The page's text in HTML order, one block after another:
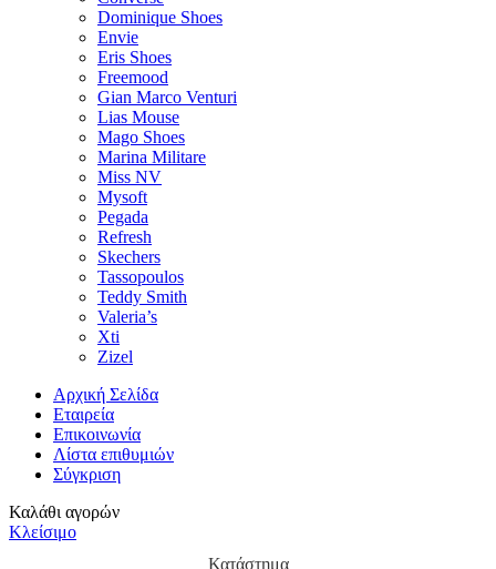
Dominique Shoes
Envie
Eris Shoes
Freemood
Gian Marco Venturi
Lias Mouse
Mago Shoes
Marina Militare
Miss NV
Mysoft
Pegada
Refresh
Skechers
Tassopoulos
Teddy Smith
Valeria’s
Xti
Zizel
Αρχική Σελίδα
Εταιρεία
Επικοινωνία
Λίστα επιθυμιών
Σύγκριση
Καλάθι αγορών
Κλείσιμο
Κατάστημα